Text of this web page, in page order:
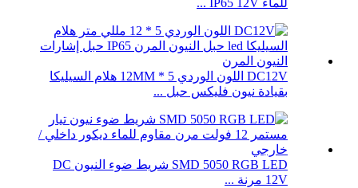
للماء IP65 12V ...
DC12V اللون الوردي 5 * 12MM هلام السيليكا
بقيادة نيون فليكس حبل ...
SMD 5050 RGB LED شريط ضوء النيون DC
12V مرنة ...